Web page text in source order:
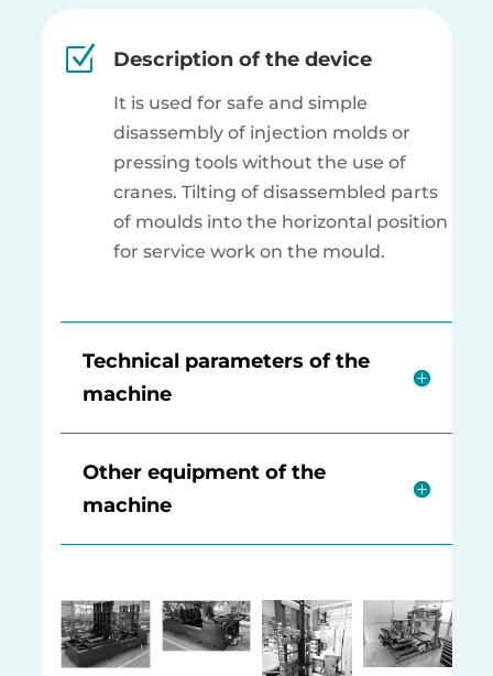
Z Description of the device
It is used for safe and simple
disassembly of injection molds or
pressing tools without the use of
cranes. Tilting of disassembled parts
of moulds into the horizontal position
for service work on the mould.
Technical parameters of the
machine
Other equipment of the
machine